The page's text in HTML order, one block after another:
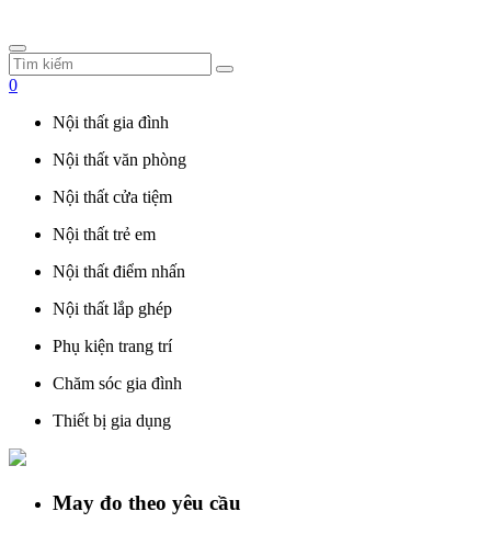
0
Nội thất gia đình
Nội thất văn phòng
Nội thất cửa tiệm
Nội thất trẻ em
Nội thất điểm nhấn
Nội thất lắp ghép
Phụ kiện trang trí
Chăm sóc gia đình
Thiết bị gia dụng
May đo theo yêu cầu